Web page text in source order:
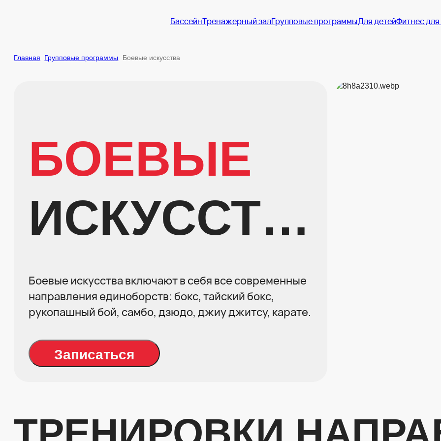
БассейнТренажерный залГрупповые программыДля детейФитнес
Главная Групповые программы Боевые искусства
БОЕВЫЕ
ИСКУССТВА
Боевые искусства включают в себя все современные
направления единоборств: бокс, тайский бокс,
рукопашный бой, самбо, дзюдо, джиу джитсу, карате.
Записаться